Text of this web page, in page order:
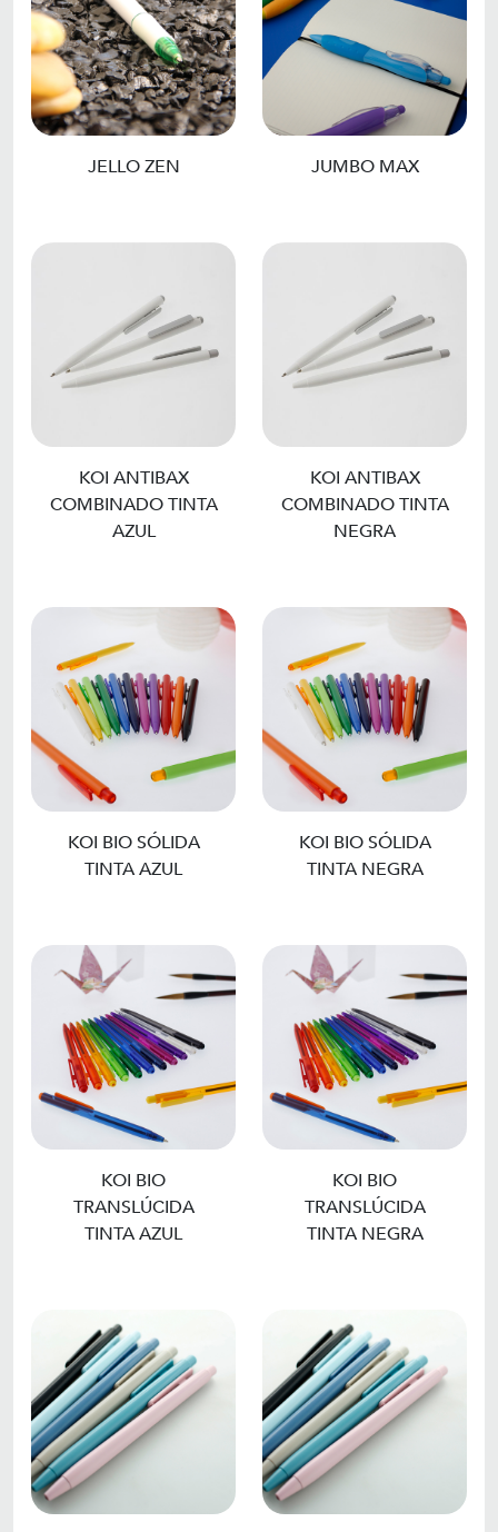
JELLO ZEN JUMBO MAX
KOI ANTIBAX
COMBINADO TINTA
AZUL
KOI ANTIBAX
COMBINADO TINTA
NEGRA
KOI BIO SÓLIDA
TINTA AZUL
KOI BIO SÓLIDA
TINTA NEGRA
KOI BIO
TRANSLÚCIDA
TINTA AZUL
KOI BIO
TRANSLÚCIDA
TINTA NEGRA